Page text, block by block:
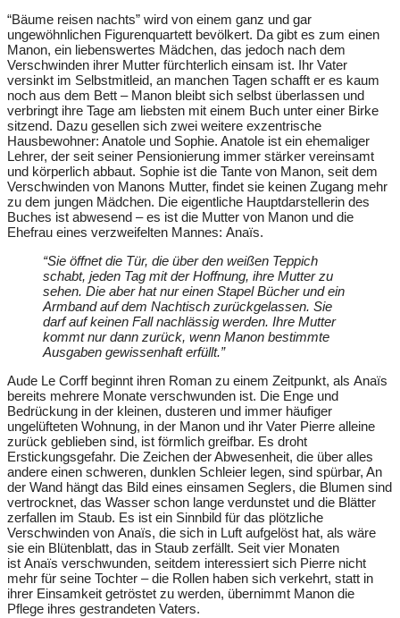
“Bäume reisen nachts” wird von einem ganz und gar
ungewöhnlichen Figurenquartett bevölkert. Da gibt es zum einen
Manon, ein liebenswertes Mädchen, das jedoch nach dem
Verschwinden ihrer Mutter fürchterlich einsam ist. Ihr Vater
versinkt im Selbstmitleid, an manchen Tagen schafft er es kaum
noch aus dem Bett – Manon bleibt sich selbst überlassen und
verbringt ihre Tage am liebsten mit einem Buch unter einer Birke
sitzend. Dazu gesellen sich zwei weitere exzentrische
Hausbewohner: Anatole und Sophie. Anatole ist ein ehemaliger
Lehrer, der seit seiner Pensionierung immer stärker vereinsamt
und körperlich abbaut. Sophie ist die Tante von Manon, seit dem
Verschwinden von Manons Mutter, findet sie keinen Zugang mehr
zu dem jungen Mädchen. Die eigentliche Hauptdarstellerin des
Buches ist abwesend – es ist die Mutter von Manon und die
Ehefrau eines verzweifelten Mannes: Anaïs.
“Sie öffnet die Tür, die über den weißen Teppich
schabt, jeden Tag mit der Hoffnung, ihre Mutter zu
sehen. Die aber hat nur einen Stapel Bücher und ein
Armband auf dem Nachtisch zurückgelassen. Sie
darf auf keinen Fall nachlässig werden. Ihre Mutter
kommt nur dann zurück, wenn Manon bestimmte
Ausgaben gewissenhaft erfüllt.”
Aude Le Corff beginnt ihren Roman zu einem Zeitpunkt, als Anaïs
bereits mehrere Monate verschwunden ist. Die Enge und
Bedrückung in der kleinen, dusteren und immer häufiger
ungelüfteten Wohnung, in der Manon und ihr Vater Pierre alleine
zurück geblieben sind, ist förmlich greifbar. Es droht
Erstickungsgefahr. Die Zeichen der Abwesenheit, die über alles
andere einen schweren, dunklen Schleier legen, sind spürbar, An
der Wand hängt das Bild eines einsamen Seglers, die Blumen sind
vertrocknet, das Wasser schon lange verdunstet und die Blätter
zerfallen im Staub. Es ist ein Sinnbild für das plötzliche
Verschwinden von Anaïs, die sich in Luft aufgelöst hat, als wäre
sie ein Blütenblatt, das in Staub zerfällt. Seit vier Monaten
ist Anaïs verschwunden, seitdem interessiert sich Pierre nicht
mehr für seine Tochter – die Rollen haben sich verkehrt, statt in
ihrer Einsamkeit getröstet zu werden, übernimmt Manon die
Pflege ihres gestrandeten Vaters.